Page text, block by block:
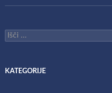
Išči:
KATEGORIJE